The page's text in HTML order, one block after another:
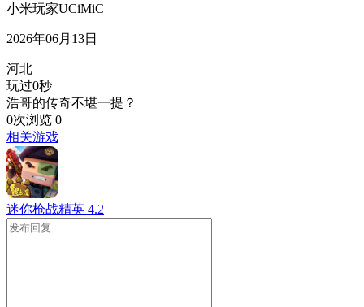
小米玩家UCiMiC
2026年06月13日
河北
玩过0秒
浩哥的传奇不堪一提？
0次浏览 0
相关游戏
迷你枪战精英 4.2